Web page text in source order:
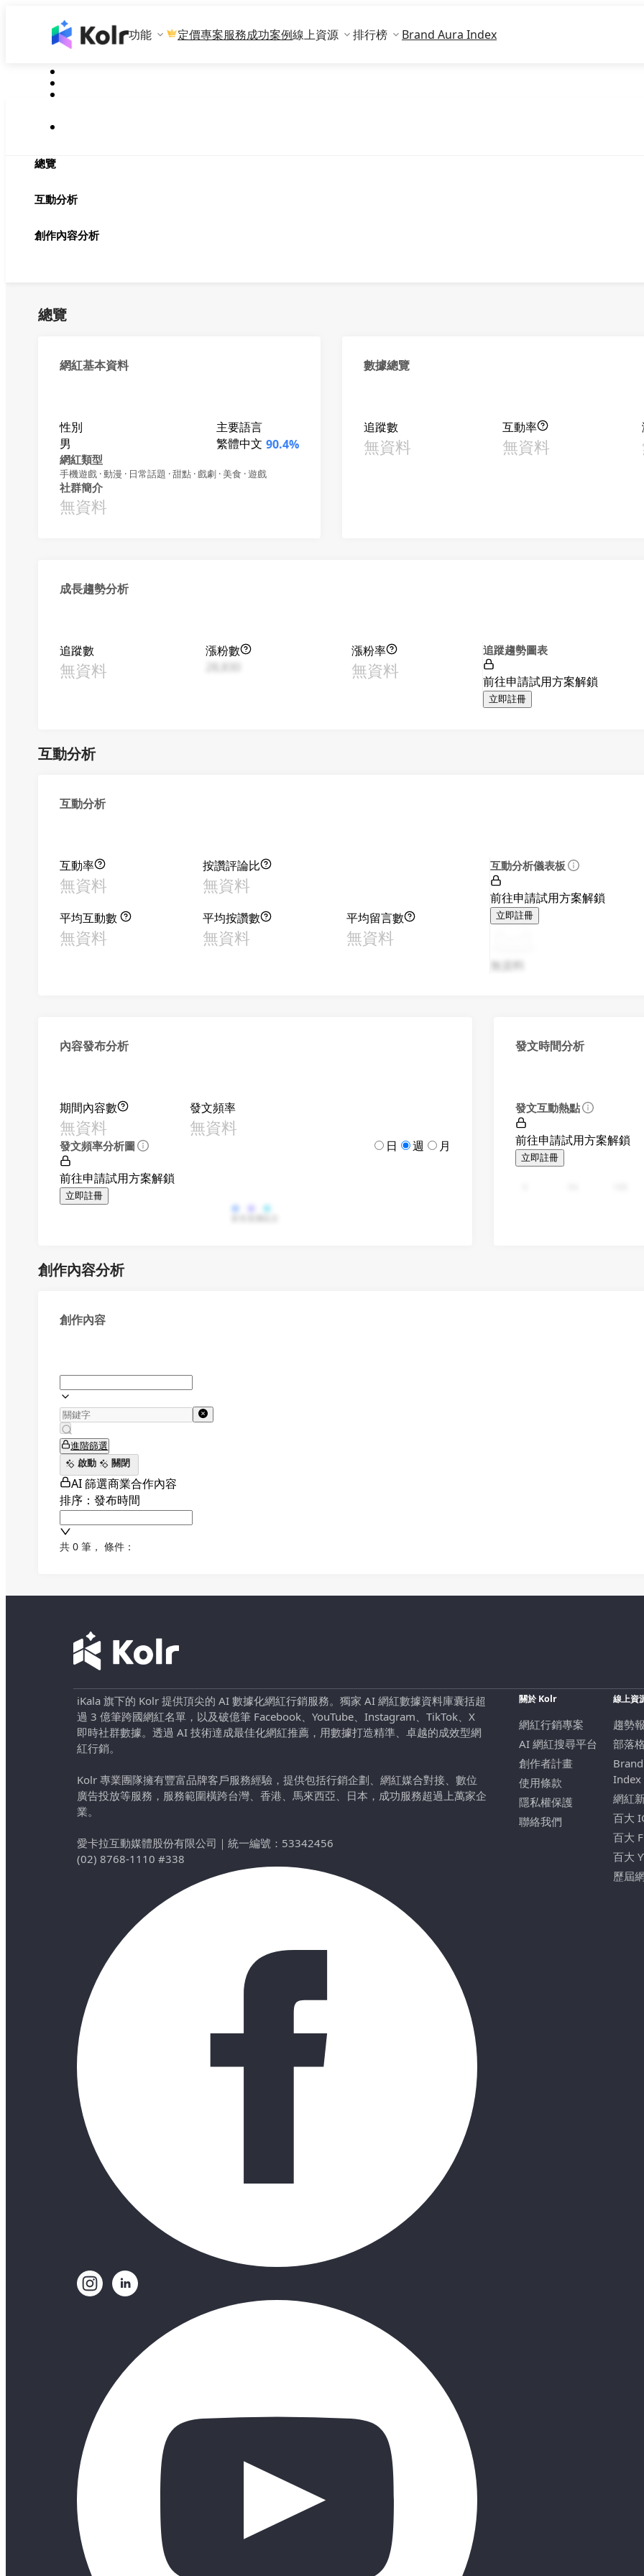
功能 定價專案服務成功案例線上資源 排行榜 Brand Aura Index
總覽
互動分析
創作內容分析
總覽
網紅基本資料
性別
男
主要語言
繁體中文 90.4%
網紅類型
手機遊戲 · 動漫 · 日常話題 · 甜點 · 戲劇 · 美食 · 遊戲
社群簡介
無資料
數據總覽
追蹤數
無資料
互動率
無資料
成長趨勢分析
追蹤數
無資料
漲粉數
漲粉率
無資料
追蹤趨勢圖表
前往申請試用方案解鎖
立即註冊
互動分析
互動分析
互動率
無資料
按讚評論比
無資料
平均互動數
無資料
平均按讚數
無資料
平均留言數
無資料
互動分析儀表板
前往申請試用方案解鎖
立即註冊
無資料
內容發布分析
期間內容數
無資料
發文頻率
無資料
發文頻率分析圖 日 週 月
前往申請試用方案解鎖
立即註冊
發文時間分析
發文互動熱點
前往申請試用方案解鎖
立即註冊
創作內容分析
創作內容
進階篩選
啟動
關閉
AI 篩選商業合作內容
排序：發布時間
共 0 筆 ， 條件：
iKala 旗下的 Kolr 提供頂尖的 AI 數據化網紅行銷服務。獨家 AI 網紅數據資料庫囊括超
過 3 億筆跨國網紅名單，以及破億筆 Facebook、YouTube、Instagram、TikTok、X
即時社群數據。透過 AI 技術達成最佳化網紅推薦，用數據打造精準、卓越的成效型網
紅行銷。
Kolr 專業團隊擁有豐富品牌客戶服務經驗，提供包括行銷企劃、網紅媒合對接、數位
廣告投放等服務，服務範圍橫跨台灣、香港、馬來西亞、日本，成功服務超過上萬家企
業。
愛卡拉互動媒體股份有限公司 ｜ 統一編號：53342456
(02) 8768-1110 #338
關於 Kolr
網紅行銷專案
AI 網紅搜尋平台
創作者計畫
使用條款
隱私權保護
聯絡我們
線上資
趨勢
部落格
Index
網紅
百大
百大
百大
歷屆